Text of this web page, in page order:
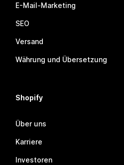
E-Mail-Marketing
SEO
Versand
Währung und Übersetzung
Shopify
Über uns
Karriere
Investoren